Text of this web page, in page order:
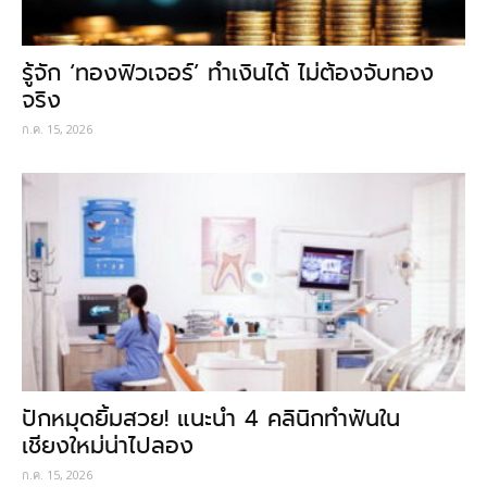
รู้จัก ‘ทองฟิวเจอร์’ ทำเงินได้ ไม่ต้องจับทอง
จริง
ก.ค. 15, 2026
ปักหมุดยิ้มสวย! แนะนำ 4 คลินิกทำฟันใน
เชียงใหม่น่าไปลอง
ก.ค. 15, 2026